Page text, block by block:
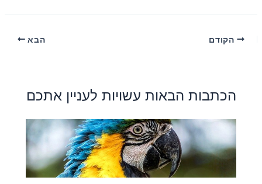
הקודם הבא
הכתבות הבאות עשויות לעניין אתכם